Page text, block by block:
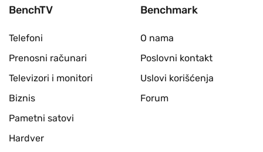
BenchTV
Telefoni
Prenosni računari
Televizori i monitori
Biznis
Pametni satovi
Hardver
Benchmark
O nama
Poslovni kontakt
Uslovi korišćenja
Forum